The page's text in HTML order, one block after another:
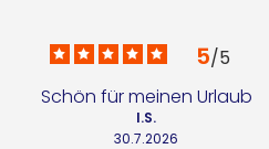
5/5
Schön für meinen Urlaub
30.7.2026
I.S.